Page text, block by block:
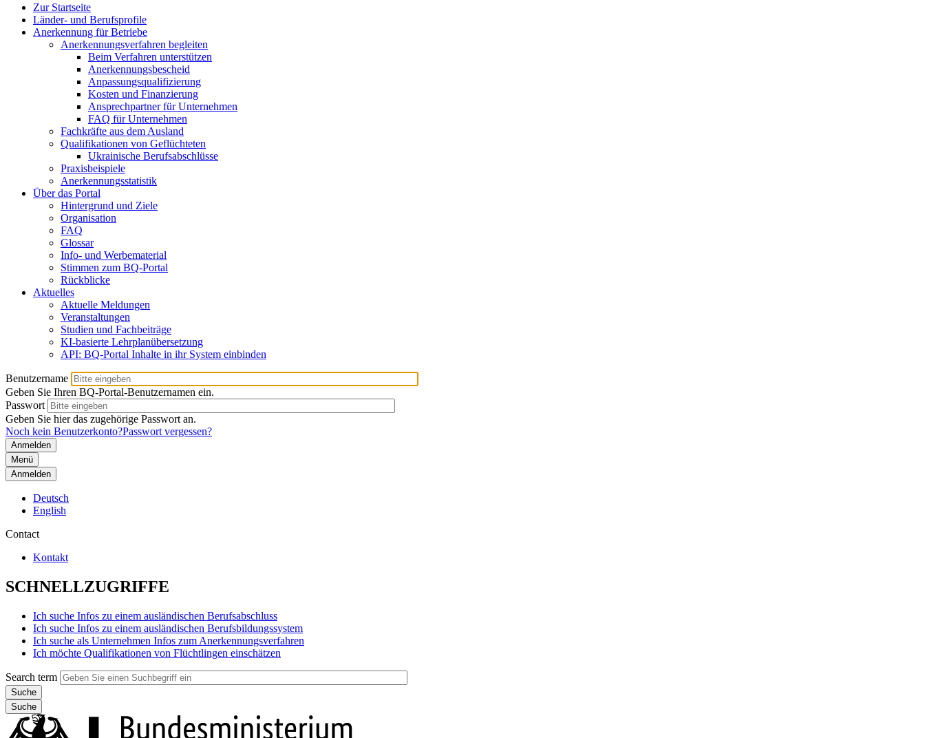
Zur Startseite
Länder- und Berufsprofile
Anerkennung für Betriebe
Anerkennungsverfahren begleiten
Beim Verfahren unterstützen
Anerkennungsbescheid
Anpassungsqualifizierung
Kosten und Finanzierung
Ansprechpartner für Unternehmen
FAQ für Unternehmen
Fachkräfte aus dem Ausland
Qualifikationen von Geflüchteten
Ukrainische Berufsabschlüsse
Praxisbeispiele
Anerkennungsstatistik
Über das Portal
Hintergrund und Ziele
Organisation
FAQ
Glossar
Info- und Werbematerial
Stimmen zum BQ-Portal
Rückblicke
Aktuelles
Aktuelle Meldungen
Veranstaltungen
Studien und Fachbeiträge
KI-basierte Lehrplanübersetzung
API: BQ-Portal Inhalte in ihr System einbinden
Benutzername
Geben Sie Ihren BQ-Portal-Benutzernamen ein.
Passwort
Geben Sie hier das zugehörige Passwort an.
Noch kein Benutzerkonto?Passwort vergessen?
Menü
Anmelden
Deutsch
English
Contact
Kontakt
SCHNELLZUGRIFFE
Ich suche Infos zu einem ausländischen Berufsabschluss
Ich suche Infos zu einem ausländischen Berufsbildungssystem
Ich suche als Unternehmen Infos zum Anerkennungsverfahren
Ich möchte Qualifikationen von Flüchtlingen einschätzen
Search term
Suche